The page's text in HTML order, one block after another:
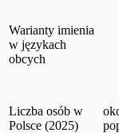
Warianty imienia
w językach
obcych
Liczba osób w
Polsce (2025)